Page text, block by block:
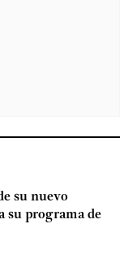
su nuevo
su programa de